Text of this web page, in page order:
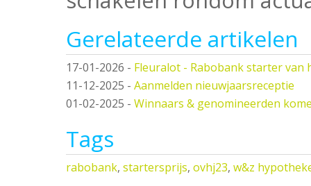
Gerelateerde artikelen
17-01-2026 - Fleuralot - Rabobank starter van
11-12-2025 - Aanmelden nieuwjaarsreceptie
01-02-2025 - Winnaars & genomineerden
Tags
rabobank, startersprijs, ovhj23, w&z